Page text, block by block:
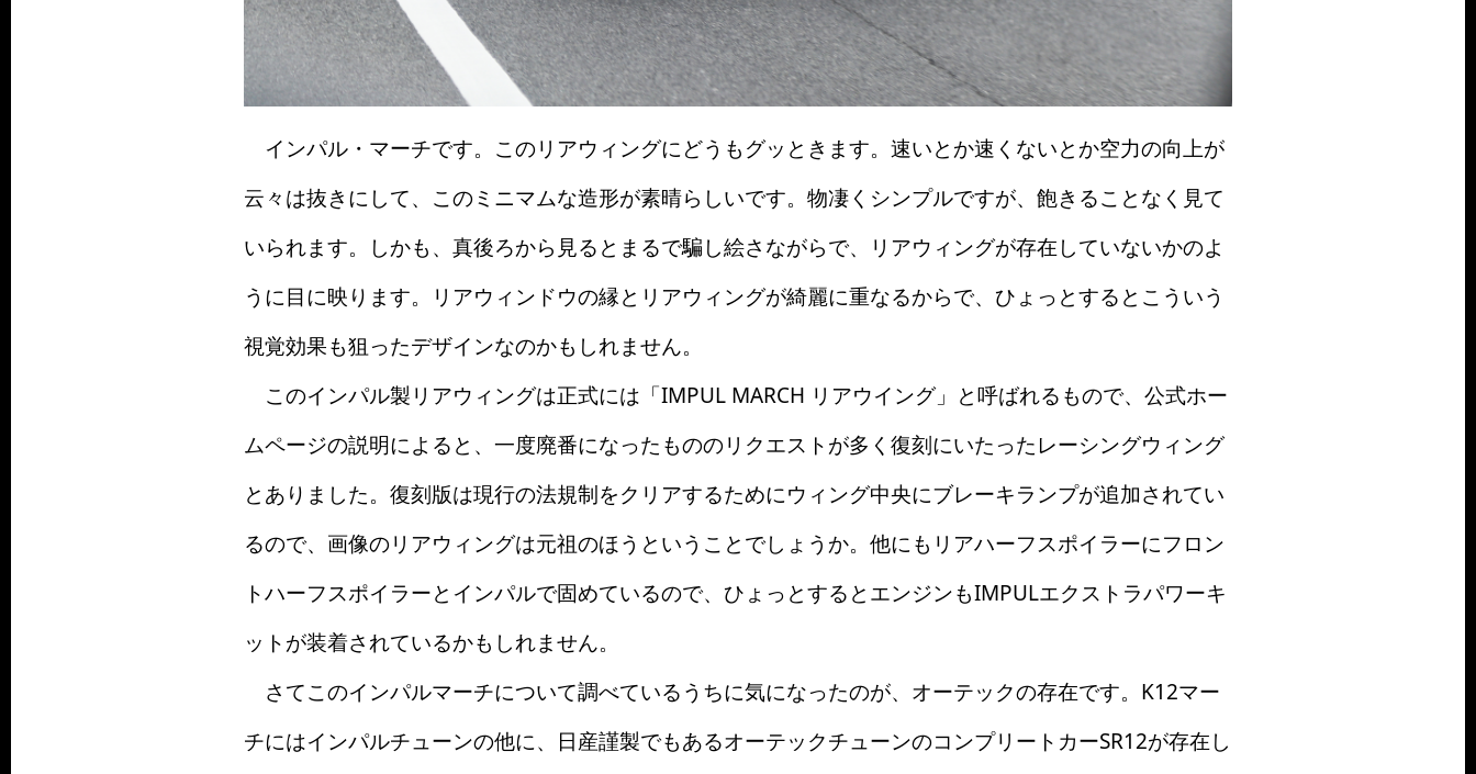
インパル・マーチです。このリアウィングにどうもグッときます。速いとか速くないとか空力の向上が
云々は抜きにして、このミニマムな造形が素晴らしいです。物凄くシンプルですが、飽きることなく見て
いられます。しかも、真後ろから見るとまるで騙し絵さながらで、リアウィングが存在していないかのよ
うに目に映ります。リアウィンドウの縁とリアウィングが綺麗に重なるからで、ひょっとするとこういう
視覚効果も狙ったデザインなのかもしれません。
このインパル製リアウィングは正式には「IMPUL MARCH リアウイング」と呼ばれるもので、公式ホー
ムページの説明によると、一度廃番になったもののリクエストが多く復刻にいたったレーシングウィング
とありました。復刻版は現行の法規制をクリアするためにウィング中央にブレーキランプが追加されてい
るので、画像のリアウィングは元祖のほうということでしょうか。他にもリアハーフスポイラーにフロン
トハーフスポイラーとインパルで固めているので、ひょっとするとエンジンもIMPULエクストラパワーキ
ットが装着されているかもしれません。
さてこのインパルマーチについて調べているうちに気になったのが、オーテックの存在です。K12マー
チにはインパルチューンの他に、日産謹製でもあるオーテックチューンのコンプリートカーSR12が存在し